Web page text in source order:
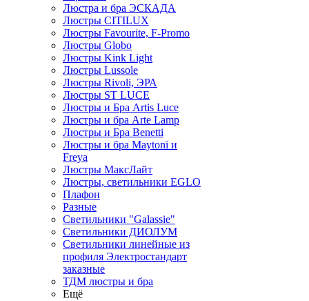
Люстра и бра ЭСКАДА
Люстры CITILUX
Люстры Favourite, F-Promo
Люстры Globo
Люстры Kink Light
Люстры Lussole
Люстры Rivoli, ЭРА
Люстры ST LUCE
Люстры и Бра Artis Luce
Люстры и бра Arte Lamp
Люстры и Бра Benetti
Люстры и бра Maytoni и
Freya
Люстры МаксЛайт
Люстры, светильники EGLO
Плафон
Разные
Светильники "Galassie"
Светильники ДИОЛУМ
Светильники линейные из
профиля Электростандарт
заказные
ТДМ люстры и бра
Ещё